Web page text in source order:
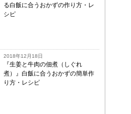
る白飯に合うおかずの作り方・レ
シピ
2018年12月18日
『生姜と牛肉の佃煮（しぐれ
煮）』白飯に合うおかずの簡単作
り方・レシピ